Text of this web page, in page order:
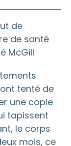
de
de santé
McGill
tenté de
une copie
tapissent
le corps
mois, ce